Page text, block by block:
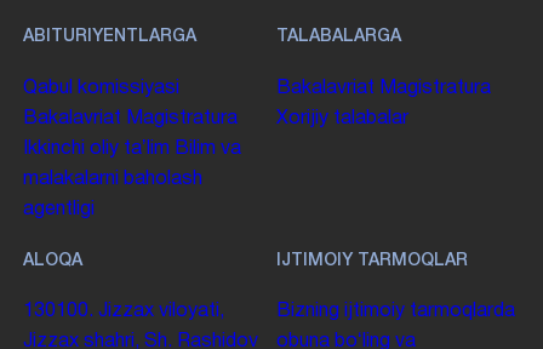
ABITURIYENTLARGA
Qabul komissiyasi
Bakalavriat Magistratura
Ikkinchi oliy taʼlim Bilim va
malakalarni baholash
agentligi
TALABALARGA
Bakalavriat Magistratura
Xorijiy talabalar
ALOQA
130100. Jizzax viloyati,
Jizzax shahri, Sh. Rashidov
IJTIMOIY TARMOQLAR
Bizning ijtimoiy tarmoqlarda
obuna boʻling va